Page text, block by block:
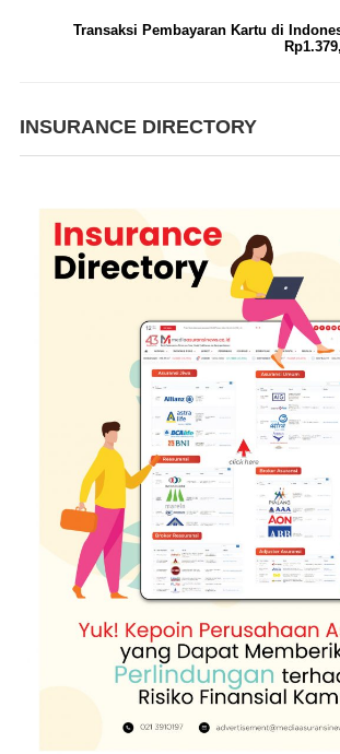
Transaksi Pembayaran Kartu di
INSURANCE DIRECTORY